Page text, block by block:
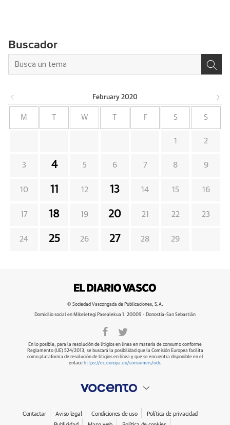
Buscador
February 2020
M T W T F S S
1 2
3 4 5 6 7 8 9
10 11 12 13 14 15 16
17 18 19 20 21 22 23
24 25 26 27 28 29
© Sociedad Vascongada de Publicaciones, S.A.
Domicilio social en Mikeletegi Pasealekua 1. 20009 - Donostia-San Sebastián
En lo posible, para la resolución de litigios en línea en materia de consumo conforme
Reglamento (UE) 524/2013, se buscará la posibilidad que la Comisión Europea facilita
como plataforma de resolución de litigios en línea y que se encuentra disponible en el
enlace https://ec.europa.eu/consumers/odr.
Contactar Aviso legal Condiciones de uso
Política de privacidad